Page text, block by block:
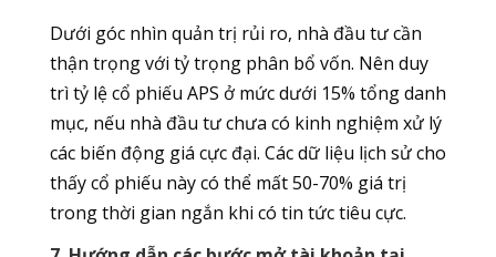
Dưới góc nhìn quản trị rủi ro, nhà đầu tư cần
thận trọng với tỷ trọng phân bổ vốn. Nên duy
trì tỷ lệ cổ phiếu APS ở mức dưới 15% tổng danh
mục, nếu nhà đầu tư chưa có kinh nghiệm xử lý
các biến động giá cực đại. Các dữ liệu lịch sử cho
thấy cổ phiếu này có thể mất 50-70% giá trị
trong thời gian ngắn khi có tin tức tiêu cực.